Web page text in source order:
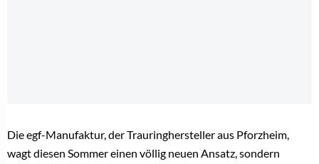
Die egf-Manufaktur, der Trauringhersteller aus Pforzheim,
wagt diesen Sommer einen völlig neuen Ansatz, sondern